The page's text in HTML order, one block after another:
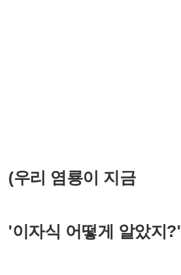
(우리 염룡이 지금
'이자식 어떻게 알았지?'